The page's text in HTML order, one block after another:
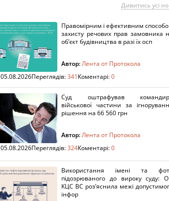
Дивитись усі
Правомірним і ефективним
захисту речових прав замовника
об’єкт будівництва в разі їх осп
Автор:Лента от Протокола
05.08.2026Переглядів:341Коментарі:0
Суд оштрафував
військової частини за
рішення на 66 560 грн
Автор:Лента от Протокола
05.08.2026Переглядів:324Коментарі:0
Використання імені та
підозрюваного до вироку суду:
КЦС ВС роз’яснила межі
інфор